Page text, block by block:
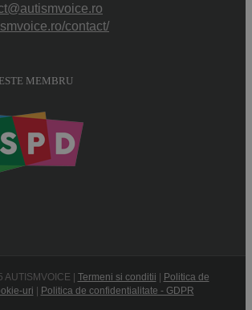
contact/
MEMBRU
AUTISMVOICE | Termeni si conditii | Politica de
uri | Politica de confidentialitate - GDPR